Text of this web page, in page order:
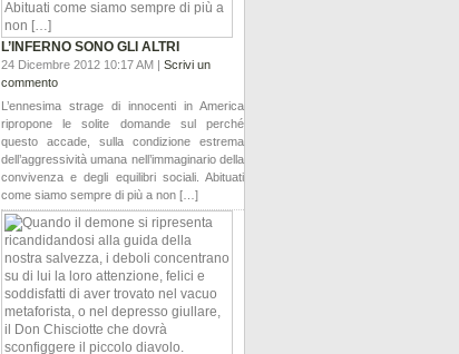
L’INFERNO SONO GLI ALTRI
24 Dicembre 2012 10:17 AM | Scrivi un
commento
L’ennesima strage di innocenti in America
ripropone le solite domande sul perché
questo accade, sulla condizione estrema
dell’aggressività umana nell’immaginario della
convivenza e degli equilibri sociali. Abituati
come siamo sempre di più a non […]